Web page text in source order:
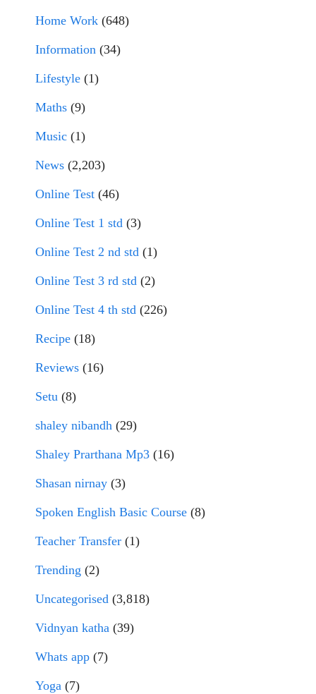
Home Work (648)
Information (34)
Lifestyle (1)
Maths (9)
Music (1)
News (2,203)
Online Test (46)
Online Test 1 std (3)
Online Test 2 nd std (1)
Online Test 3 rd std (2)
Online Test 4 th std (226)
Recipe (18)
Reviews (16)
Setu (8)
shaley nibandh (29)
Shaley Prarthana Mp3 (16)
Shasan nirnay (3)
Spoken English Basic Course (8)
Teacher Transfer (1)
Trending (2)
Uncategorised (3,818)
Vidnyan katha (39)
Whats app (7)
Yoga (7)